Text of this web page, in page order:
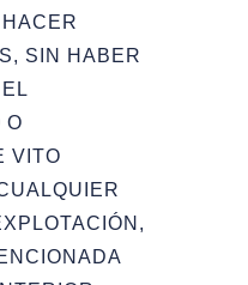
SIN HABER
O
VITO